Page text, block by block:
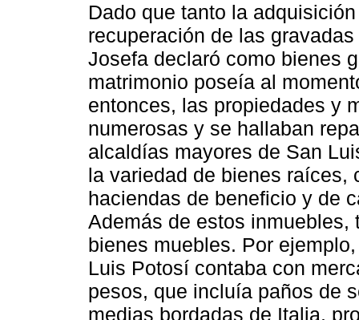
Dado que tanto la
recuperación de las
Josefa declaró como bienes
matrimonio poseía al
entonces, las propiedades y
numerosas y se hallaban
alcaldías mayores de San
la variedad de bienes raíces,
haciendas de beneficio y de
Además de estos
bienes muebles. Por
Luis Potosí contaba con
pesos, que incluía paños de
medias bordadas de Italia,